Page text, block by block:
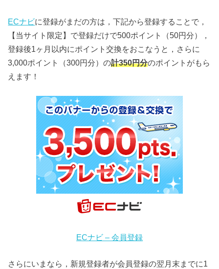
ECナビに登録がまだの方は，下記から登録することで，
【当サイト限定】で登録だけで500ポイント（50円分），
登録後1ヶ月以内にポイント交換をおこなうと，さらに
3,000ポイント（300円分）の計350円分のポイントがもら
えます！
ECナビ – 会員登録
さらにいまなら，新規登録者が会員登録の翌月末までに1